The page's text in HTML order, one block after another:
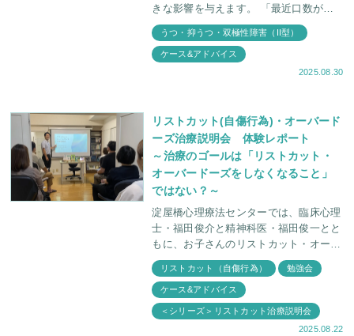
きな影響を与えます。 「最近口数が少
なくなってきた」 「笑わなくなってき
た」 「感情が不安定でよく泣いたり、
怒ったり
うつ・抑うつ・双極性障害（II型）
ケース&アドバイス
2025.08.30
リストカット(自傷行為)・オーバード
ーズ治療説明会 体験レポート
～治療のゴールは「リストカット・
オーバードーズをしなくなること」
ではない？～
淀屋橋心理療法センターでは、臨床心理
士・福田俊介と精神科医・福田俊一とと
もに、お子さんのリストカット・オーバ
ードーズに関して学ぶ会を定期的に行っ
ております。 今回は7月15日（火）に
「リストカッ
リストカット（自傷行為） 勉強会
ケース&アドバイス
＜シリーズ＞リストカット治療説明会
2025.08.22